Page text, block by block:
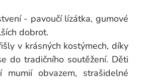
- pavoučí lízátka, gumové
dobrot.
v krásných kostýmech, díky
do tradičního soutěžení. Děti
mumií obvazem, strašidelné